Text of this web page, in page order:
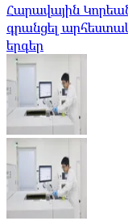
Հարավային
գրանցել
երգեր